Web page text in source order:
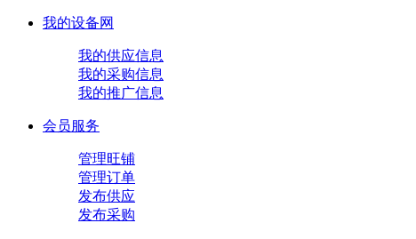
我的设备网
我的供应信息
我的采购信息
我的推广信息
会员服务
管理旺铺
管理订单
发布供应
发布采购